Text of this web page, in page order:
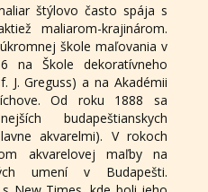
štýlovo často spája s
maliarom-krajinárom.
škole maľovania v
na Škole dekoratívneho
J. Greguss) a na Akadémii
Od roku 1888 sa
budapeštianskych
akvarelmi). V rokoch
akvarelovej maľby na
umení v Budapešti.